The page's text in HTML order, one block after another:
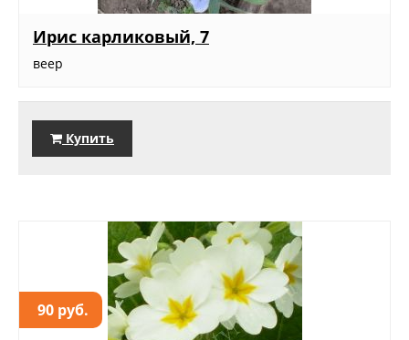
Ирис карликовый, 7
веер
Купить
90 руб.